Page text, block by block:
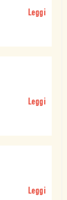
Leggi
Leggi
Leggi